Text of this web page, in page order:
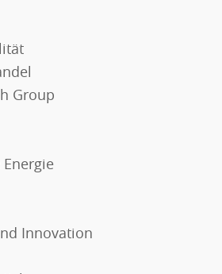
Group
Energie
Innovation